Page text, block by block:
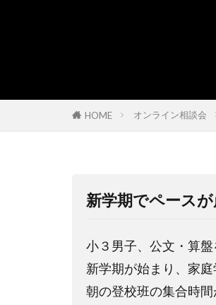
HOME オンライン相談会
新学期でペース
小３男子、公文・算盤
新学期が始まり、家庭
朝の登校班の集合時